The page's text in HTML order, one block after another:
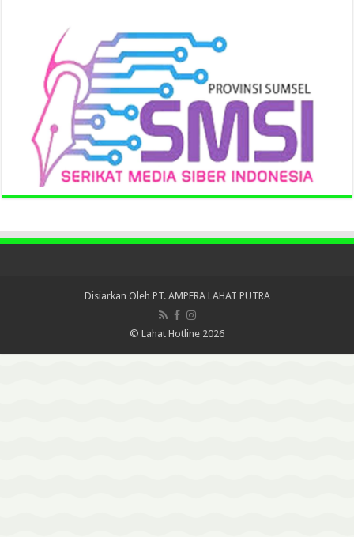
Disiarkan Oleh PT. AMPERA LAHAT PUTRA
© Lahat Hotline 2026